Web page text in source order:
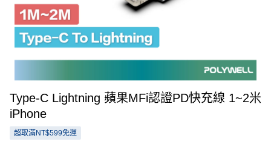
Type-C Lightning 蘋果MFi認證PD快充線 1~2米
iPhone
超取滿NT$599免運